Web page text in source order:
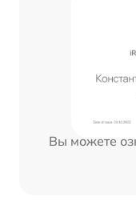
Вы можете